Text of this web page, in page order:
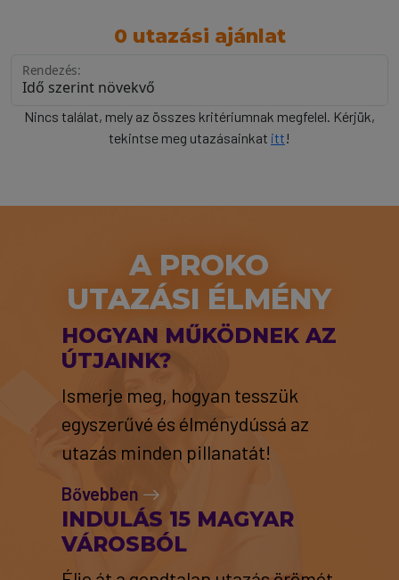
0 utazási ajánlat
Rendezés:
Nincs találat, mely az összes kritériumnak megfelel. Kérjük,
tekintse meg utazásainkat itt!
A PROKO
UTAZÁSI ÉLMÉNY
HOGYAN MŰKÖDNEK AZ
ÚTJAINK?
Ismerje meg, hogyan tesszük
egyszerűvé és élménydússá az
utazás minden pillanatát!
Bővebben
INDULÁS 15 MAGYAR
VÁROSBÓL